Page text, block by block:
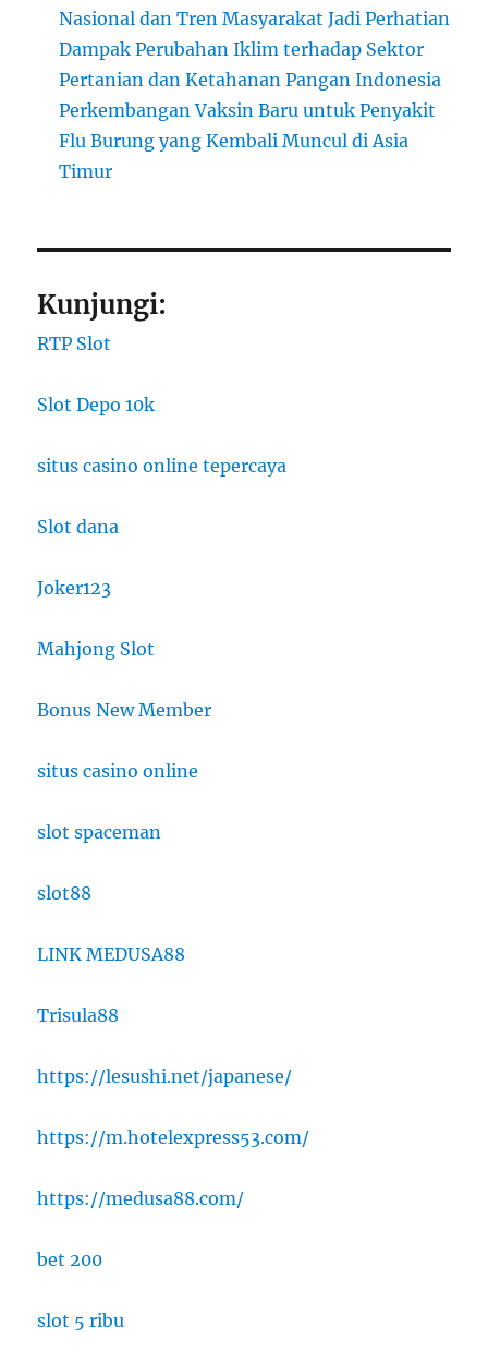
Nasional dan Tren Masyarakat Jadi Perhatian
Dampak Perubahan Iklim terhadap Sektor
Pertanian dan Ketahanan Pangan Indonesia
Perkembangan Vaksin Baru untuk Penyakit
Flu Burung yang Kembali Muncul di Asia
Timur
Kunjungi:
RTP Slot
Slot Depo 10k
situs casino online tepercaya
Slot dana
Joker123
Mahjong Slot
Bonus New Member
situs casino online
slot spaceman
slot88
LINK MEDUSA88
Trisula88
https://lesushi.net/japanese/
https://m.hotelexpress53.com/
https://medusa88.com/
bet 200
slot 5 ribu